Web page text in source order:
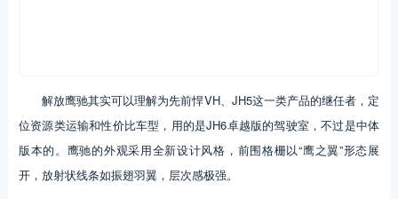
解放鹰驰其实可以理解为先前悍VH、JH5这一类产品的继任者，定
位资源类运输和性价比车型，用的是JH6卓越版的驾驶室，不过是中体
版本的。鹰驰的外观采用全新设计风格，前围格栅以“鹰之翼”形态展
开，放射状线条如振翅羽翼，层次感极强。